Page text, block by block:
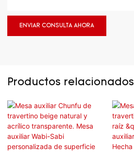
ENVIAR CONSULTA AHORA
Productos relacionados